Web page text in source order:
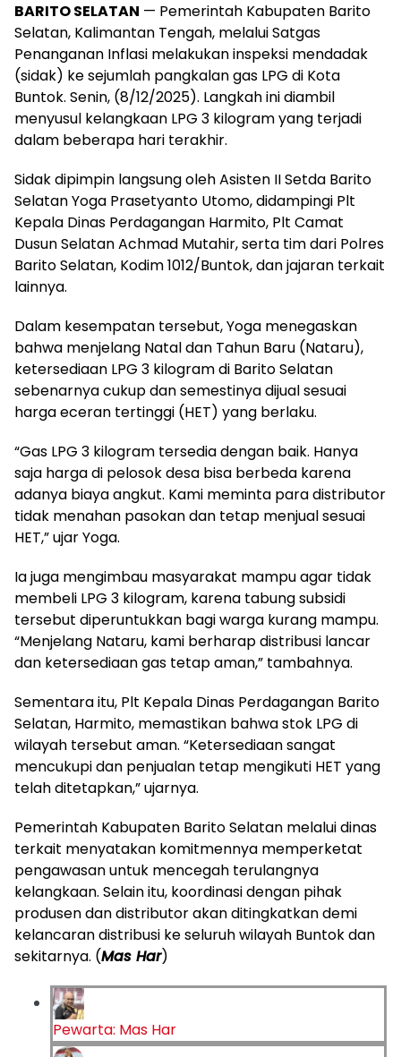
‎BARITO SELATAN — Pemerintah Kabupaten Barito
Selatan, Kalimantan Tengah, melalui Satgas
Penanganan Inflasi melakukan inspeksi mendadak
(sidak) ke sejumlah pangkalan gas LPG di Kota
Buntok. Senin, (8/12/2025). Langkah ini diambil
menyusul kelangkaan LPG 3 kilogram yang terjadi
dalam beberapa hari terakhir.
‎Sidak dipimpin langsung oleh Asisten II Setda Barito
Selatan Yoga Prasetyanto Utomo, didampingi Plt
Kepala Dinas Perdagangan Harmito, Plt Camat
Dusun Selatan Achmad Mutahir, serta tim dari Polres
Barito Selatan, Kodim 1012/Buntok, dan jajaran terkait
lainnya.
‎Dalam kesempatan tersebut, Yoga menegaskan
bahwa menjelang Natal dan Tahun Baru (Nataru),
ketersediaan LPG 3 kilogram di Barito Selatan
sebenarnya cukup dan semestinya dijual sesuai
harga eceran tertinggi (HET) yang berlaku.
‎“Gas LPG 3 kilogram tersedia dengan baik. Hanya
saja harga di pelosok desa bisa berbeda karena
adanya biaya angkut. Kami meminta para distributor
tidak menahan pasokan dan tetap menjual sesuai
HET,” ujar Yoga.
‎Ia juga mengimbau masyarakat mampu agar tidak
membeli LPG 3 kilogram, karena tabung subsidi
tersebut diperuntukkan bagi warga kurang mampu.
“Menjelang Nataru, kami berharap distribusi lancar
dan ketersediaan gas tetap aman,” tambahnya.
‎Sementara itu, Plt Kepala Dinas Perdagangan Barito
Selatan, Harmito, memastikan bahwa stok LPG di
wilayah tersebut aman. “Ketersediaan sangat
mencukupi dan penjualan tetap mengikuti HET yang
telah ditetapkan,” ujarnya.
‎Pemerintah Kabupaten Barito Selatan melalui dinas
terkait menyatakan komitmennya memperketat
pengawasan untuk mencegah terulangnya
kelangkaan. Selain itu, koordinasi dengan pihak
produsen dan distributor akan ditingkatkan demi
kelancaran distribusi ke seluruh wilayah Buntok dan
sekitarnya. (Mas Har)
Pewarta: Mas Har